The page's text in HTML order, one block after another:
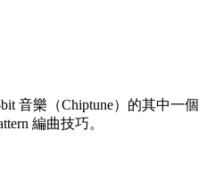
音樂（Chiptune）的其中一個
編曲技巧。